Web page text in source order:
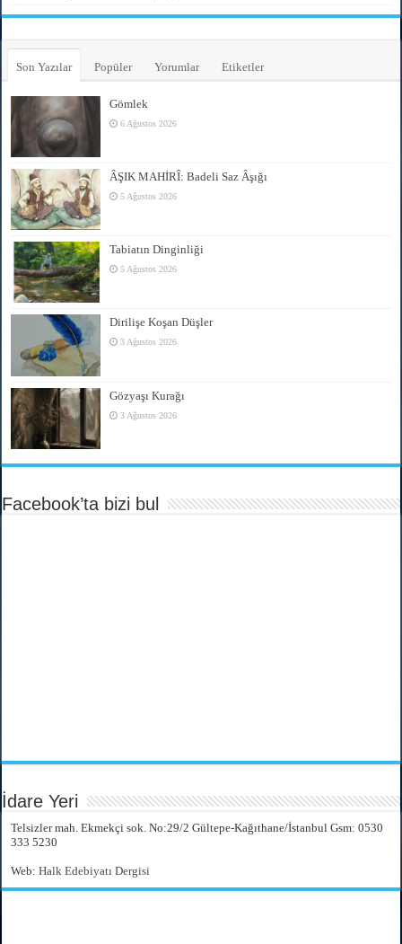
Son Yazılar Popüler Yorumlar Etiketler
Gömlek
6 Ağustos 2026
ÂŞIK MAHİRÎ: Badeli Saz Âşığı
5 Ağustos 2026
Tabiatın Dinginliği
5 Ağustos 2026
Dirilişe Koşan Düşler
3 Ağustos 2026
Gözyaşı Kurağı
3 Ağustos 2026
Facebook’ta bizi bul
İdare Yeri
Telsizler mah. Ekmekçi sok. No:29/2 Gültepe-Kağıthane/İstanbul Gsm: 0530
333 5230
Web:Halk Edebiyatı Dergisi